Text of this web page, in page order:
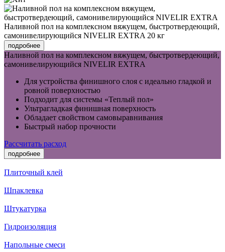
Наливной пол на комплексном вяжущем, быстротвердеющий,
самонивелирующийся NIVELIR EXTRA 20 кг
подробнее
Наливной пол на комплексном вяжущем, быстротвердеющий,
самонивелирующийся NIVELIR EXTRA
Для устройства финишного слоя с идеально гладкой и
ровной поверхностью
Подходит для системы «Теплый пол»
Ультрагладкая финишная поверхность
Обладает свойством самовыравнивания
Быстрый набор прочности
Рассчитать расход
подробнее
Плиточный клей
Шпаклевка
Штукатурка
Гидроизоляция
Напольные смеси